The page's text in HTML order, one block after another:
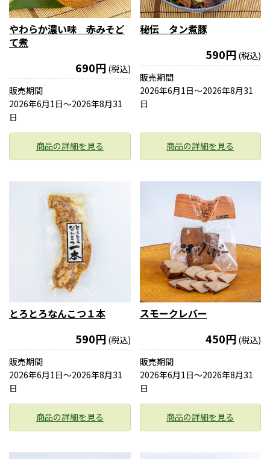
やわらか濃い味 赤みそど
て煮
690円 (税込)
販売期間
2026年6月1日〜2026年8月31
日
商品の詳細を見る
秘伝 タン煮豚
590円 (税込)
販売期間
2026年6月1日〜2026年8月31
日
商品の詳細を見る
とろとろなんこつ１本
590円 (税込)
販売期間
2026年6月1日〜2026年8月31
日
商品の詳細を見る
スモークレバー
450円 (税込)
販売期間
2026年6月1日〜2026年8月31
日
商品の詳細を見る